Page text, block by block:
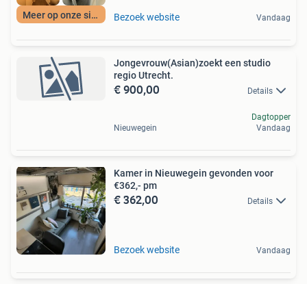
Meer op onze site Bezoek website Vandaag
Jongevrouw(Asian)zoekt een studio
regio Utrecht.
€ 900,00 Details
Nieuwegein
Dagtopper
Vandaag
Kamer in Nieuwegein gevonden voor
€362,- pm
€ 362,00 Details
Bezoek website Vandaag